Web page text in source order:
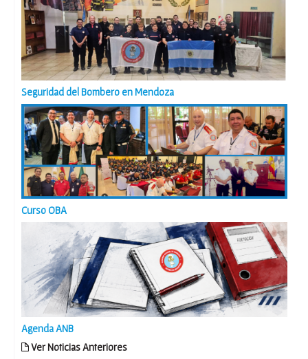
Seguridad del Bombero en Mendoza
Curso OBA
Agenda ANB
Ver Noticias Anteriores